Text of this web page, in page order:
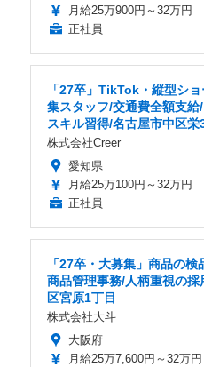
月給25万900円～32万円
正社員
「27卒」TikTok・縦型シ
集スタッフ/交通費全額支給
スキル習得/名古屋市中区栄
株式会社Creer
愛知県
月給25万100円～32万円
正社員
「27卒・大募集」商品の検
商品管理事務/人柄重視の採
区宮原1丁目
株式会社大斗
大阪府
月給25万7,600円～32万円